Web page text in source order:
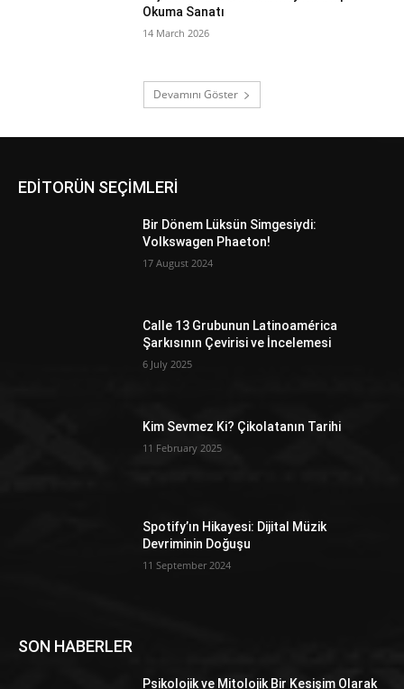
Okuma Sanatı
14 March 2026
Devamını Göster
EDİTORÜN SEÇİMLERİ
Bir Dönem Lüksün Simgesiydi:
Volkswagen Phaeton!
17 August 2024
Calle 13 Grubunun Latinoamérica
Şarkısının Çevirisi ve İncelemesi
6 July 2025
Kim Sevmez Ki? Çikolatanın Tarihi
11 February 2025
Spotify’ın Hikayesi: Dijital Müzik
Devriminin Doğuşu
11 September 2024
SON HABERLER
Psikolojik ve Mitolojik Bir Kesişim Olarak